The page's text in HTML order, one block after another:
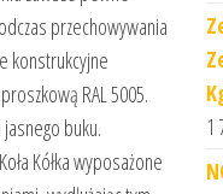
przechowywania
konstrukcyjne
RAL 5005.
buku.
Kółka wyposażone
1